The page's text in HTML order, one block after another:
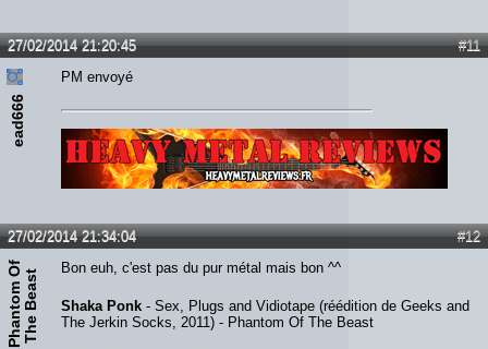
#11
27/02/2014 21:20:45
ead666
PM envoyé
#12
27/02/2014 21:34:04
P
h
a
n
t
o
m
O
f
T
h
e
B
e
a
st
Bon euh, c'est pas du pur métal mais bon ^^
Shaka Ponk - Sex, Plugs and Vidiotape (réédition de Geeks and
The Jerkin Socks, 2011) - Phantom Of The Beast